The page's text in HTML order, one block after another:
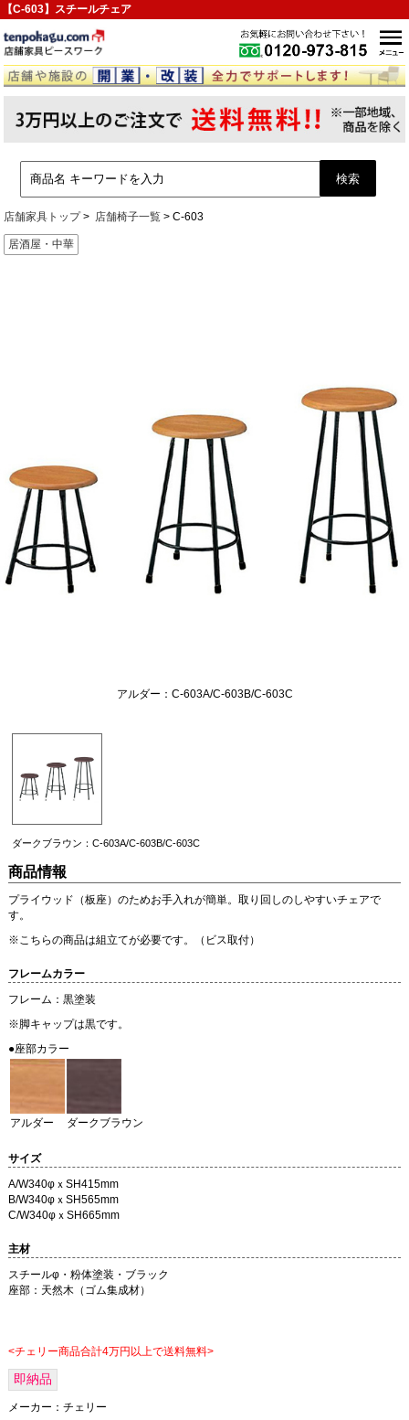
【C-603】スチールチェア
店舗家具トップ 店舗椅子一覧 C-603
居酒屋・中華
アルダー：C-603A/C-603B/C-603C
ダークブラウン：C-603A/C-603B/C-603C
商品情報
プライウッド（板座）のためお手入れが簡単。取り回しのしやすいチェアで
す。
※こちらの商品は組立てが必要です。（ビス取付）
フレームカラー
フレーム：黒塗装
※脚キャップは黒です。
●座部カラー
アルダー ダークブラウン
サイズ
A/W340φｘSH415mm
B/W340φｘSH565mm
C/W340φｘSH665mm
主材
スチールφ・粉体塗装・ブラック
座部：天然木（ゴム集成材）
<チェリー商品合計4万円以上で送料無料>
即納品
メーカー： チェリー